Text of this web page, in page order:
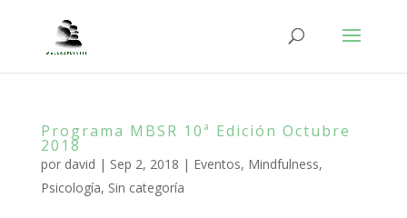
Programa MBSR 10ª Edición Octubre
2018
por david | Sep 2, 2018 | Eventos, Mindfulness,
Psicología, Sin categoría